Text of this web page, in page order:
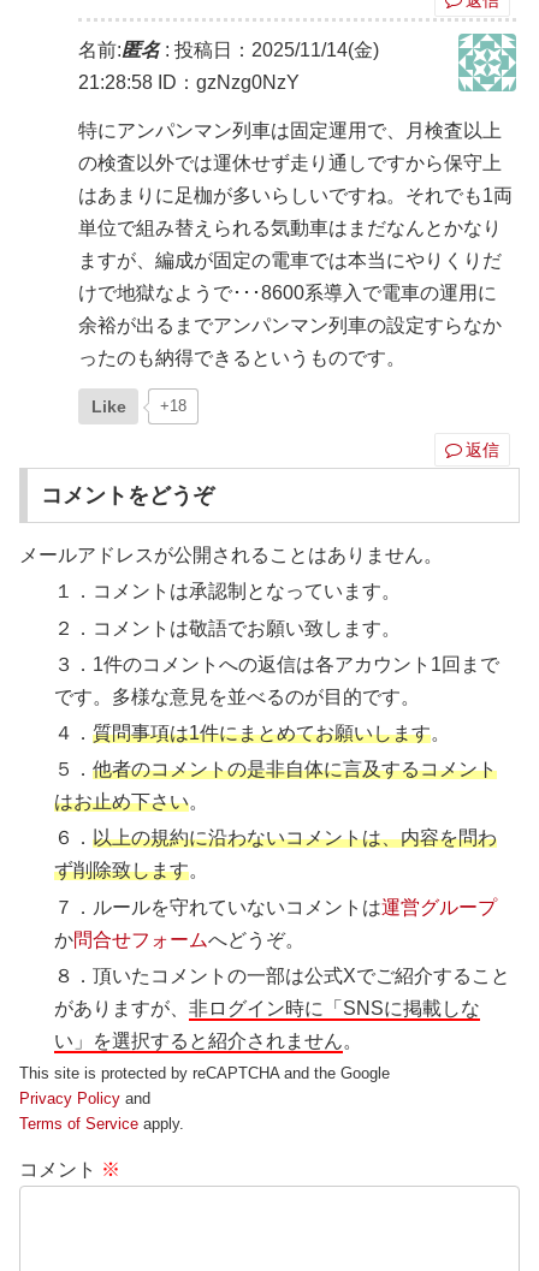
名前:匿名: 投稿日：2025/11/14(金)
21:28:58 ID：gzNzg0NzY
特にアンパンマン列車は固定運用で、月検査以上
の検査以外では運休せず走り通しですから保守上
はあまりに足枷が多いらしいですね。それでも1両
単位で組み替えられる気動車はまだなんとかなり
ますが、編成が固定の電車では本当にやりくりだ
けで地獄なようで･･･8600系導入で電車の運用に
余裕が出るまでアンパンマン列車の設定すらなか
ったのも納得できるというものです。
Like +18
返信
コメントをどうぞ
メールアドレスが公開されることはありません。
１．コメントは承認制となっています。
２．コメントは敬語でお願い致します。
３．1件のコメントへの返信は各アカウント1回まで
です。多様な意見を並べるのが目的です。
４．質問事項は1件にまとめてお願いします。
５．他者のコメントの是非自体に言及するコメント
はお止め下さい。
６．以上の規約に沿わないコメントは、内容を問わ
ず削除致します。
７．ルールを守れていないコメントは運営グループ
か問合せフォームへどうぞ。
８．頂いたコメントの一部は公式Xでご紹介すること
がありますが、非ログイン時に「SNSに掲載しな
い」を選択すると紹介されません。
This site is protected by reCAPTCHA and the Google
Privacy Policy and
Terms of Service apply.
コメント ※